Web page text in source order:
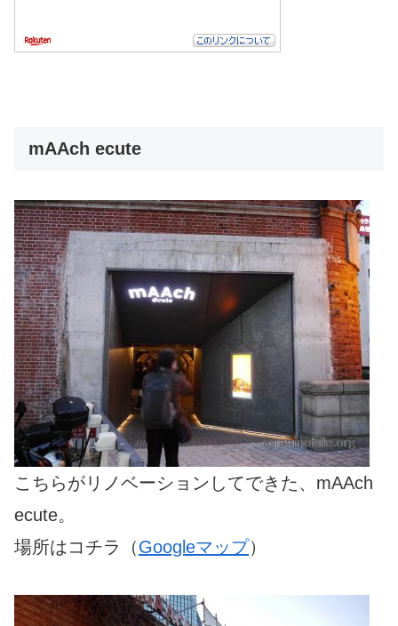
mAAch ecute
こちらがリノベーションしてできた、mAAch
ecute。
場所はコチラ（Googleマップ）